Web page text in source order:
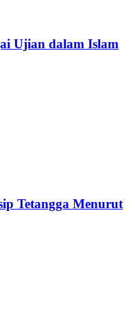
Ujian dalam Islam
Tetangga Menurut